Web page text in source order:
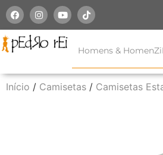
Homens &
Início / Camisetas / Camisetas